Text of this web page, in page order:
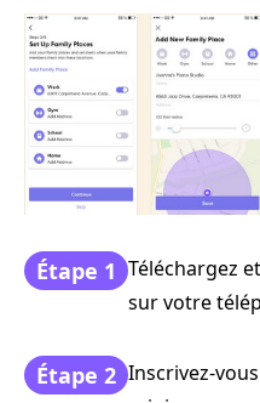
Étape 1 Téléchargez
sur votre
Étape 2 Inscrivez-